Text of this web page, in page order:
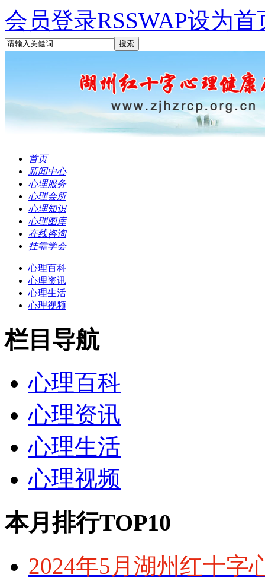
会员登录RSSWAP设为首
首页
新闻中心
心理服务
心理会所
心理知识
心理图库
在线咨询
挂靠学会
心理百科
心理资讯
心理生活
心理视频
栏目导航
心理百科
心理资讯
心理生活
心理视频
本月排行TOP10
2024年5月湖州红十字